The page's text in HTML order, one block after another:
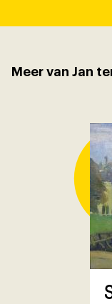
Meer van Jan